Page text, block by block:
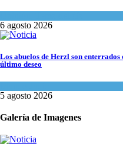
6 agosto 2026
Los abuelos de Herzl son
último deseo
5 agosto 2026
Galería de Imagenes